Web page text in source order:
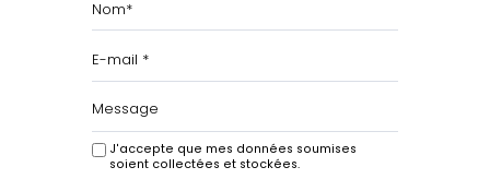
J'accepte que mes données soumises
soient collectées et stockées.